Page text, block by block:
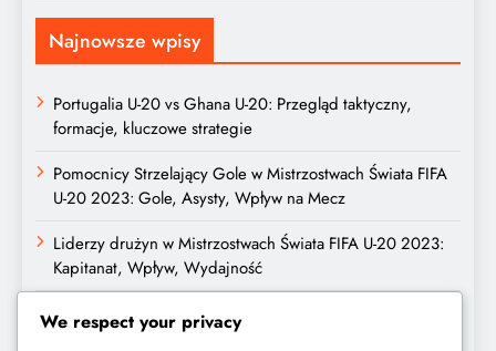
Najnowsze wpisy
Portugalia U-20 vs Ghana U-20: Przegląd taktyczny,
formacje, kluczowe strategie
Pomocnicy Strzelający Gole w Mistrzostwach Świata FIFA
U-20 2023: Gole, Asysty, Wpływ na Mecz
Liderzy drużyn w Mistrzostwach Świata FIFA U-20 2023:
Kapitanat, Wpływ, Wydajność
Strategie defensywne w Mistrzostwach Świata FIFA U-20
2023: Formacje, kluczowi zawodnicy, wpływ na mecze
We respect your privacy